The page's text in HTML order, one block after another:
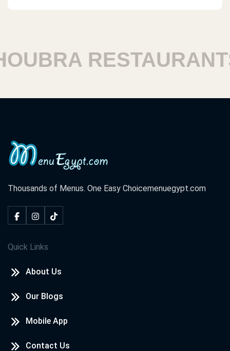
RESTAURANTS
Thousands of Menus. One Easy Choicemenuegypt.com
Quick Links
About Us
Our Blogs
Mobile App
Contact Us